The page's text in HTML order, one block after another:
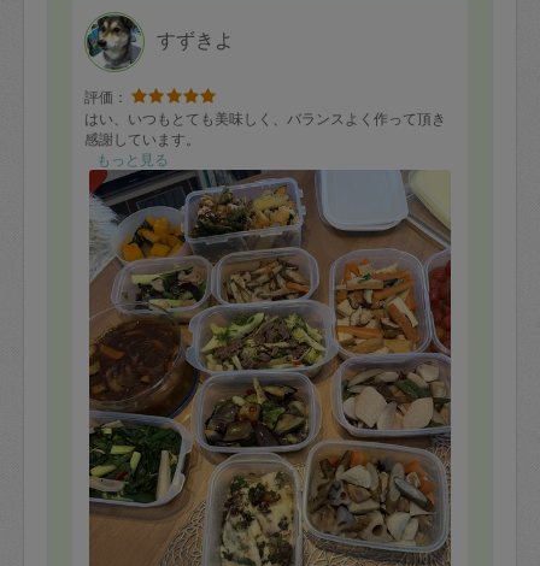
すずきよ
評価：
はい、いつもとても美味しく、バランスよく作って頂き
感謝しています。
もっと見る